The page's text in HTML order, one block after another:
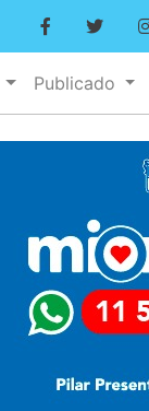
Publicado